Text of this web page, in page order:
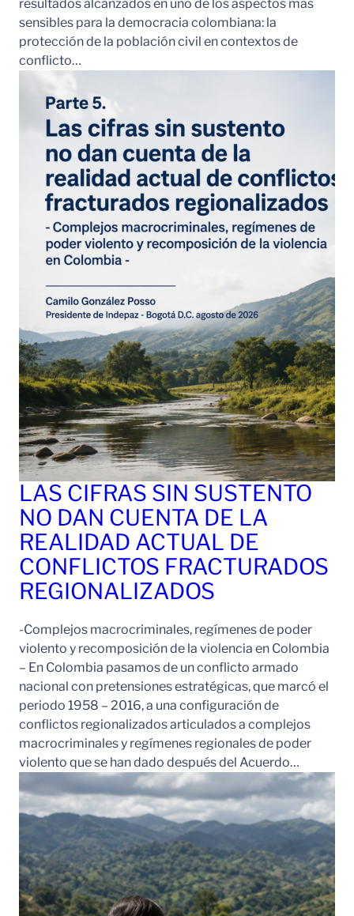
resultados alcanzados en uno de los aspectos más
sensibles para la democracia colombiana: la
protección de la población civil en contextos de
conflicto…
LAS CIFRAS SIN SUSTENTO
NO DAN CUENTA DE LA
REALIDAD ACTUAL DE
CONFLICTOS FRACTURADOS
REGIONALIZADOS
-Complejos macrocriminales, regímenes de poder
violento y recomposición de la violencia en Colombia
– En Colombia pasamos de un conflicto armado
nacional con pretensiones estratégicas, que marcó el
periodo 1958 – 2016, a una configuración de
conflictos regionalizados articulados a complejos
macrocriminales y regímenes regionales de poder
violento que se han dado después del Acuerdo…